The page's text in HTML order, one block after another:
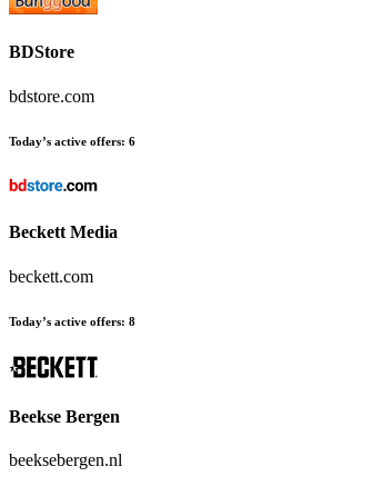
BDStore
bdstore.com
Today’s active offers: 6
Beckett Media
beckett.com
Today’s active offers: 8
Beekse Bergen
beeksebergen.nl